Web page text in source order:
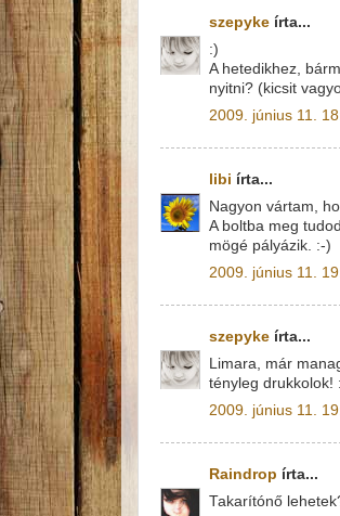
szepyke írta...
:)
A hetedikhez,
nyitni? (kicsit
2009. június 11.
libi írta...
Nagyon vártam,
A boltba meg
mögé pályázik. :-)
2009. június 11.
szepyke írta...
Limara, már
tényleg drukkolok!
2009. június 11.
Raindrop írta...
Takarítónő